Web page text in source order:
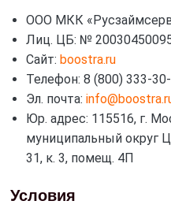
ООО МКК
Лиц. ЦБ: №
Сайт: boostra.ru
Телефон: 8 (800) 333-
Эл. почта:
Юр. адрес: 115516, г.
муниципальный округ
31, к. 3, помещ. 4П
Условия